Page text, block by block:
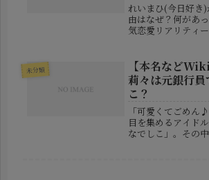
れいまひ(今日好き
由はなぜ？何があ
気恋愛リアリティ
たる交際に終止符
しました。長年にわ
未分類
【本名など
莉々は元銀行
こ？
「可愛くてごめん
目を集めるアイド
なでしこ」。その